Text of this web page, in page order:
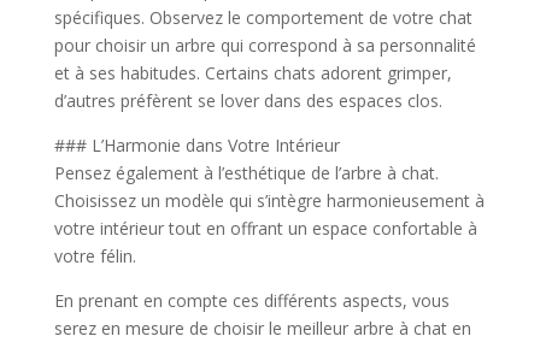
spécifiques. Observez le comportement de votre chat
pour choisir un arbre qui correspond à sa personnalité
et à ses habitudes. Certains chats adorent grimper,
d’autres préfèrent se lover dans des espaces clos.
### L’Harmonie dans Votre Intérieur
Pensez également à l’esthétique de l’arbre à chat.
Choisissez un modèle qui s’intègre harmonieusement à
votre intérieur tout en offrant un espace confortable à
votre félin.
En prenant en compte ces différents aspects, vous
serez en mesure de choisir le meilleur arbre à chat en